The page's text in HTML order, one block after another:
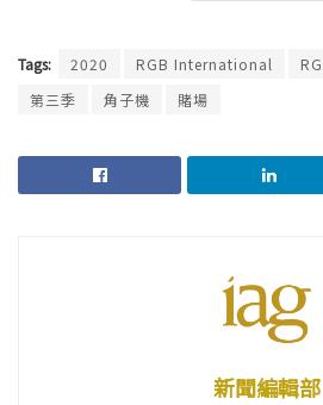
Tags: 2020 RGB International
第三季
角子機 賭場
新聞編輯部